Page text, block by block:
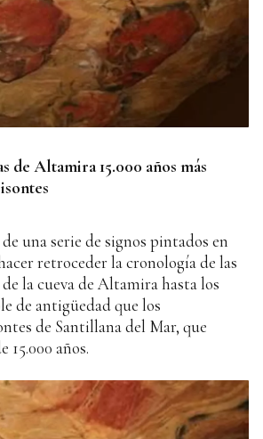
de Altamira 15.000 años más
una serie de signos pintados en
retroceder la cronología de las
la cueva de Altamira hasta los
de antigüedad que los
de Santillana del Mar, que
15.000 años.